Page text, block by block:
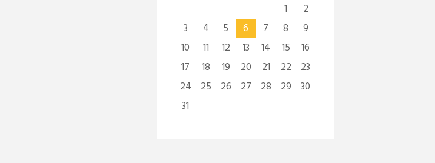
1
2
3
4 5 6 7 8
9
10
11 12 13 14 15
16
17
18 19 20 21 22
23
24
25 26 27 28 29
30
31